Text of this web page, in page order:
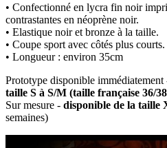
• Confectionné en lycra fin noir
contrastantes en néoprène noir.
• Elastique noir et bronze à la taille.
• Coupe sport avec côtés plus courts.
• Longueur : environ 35cm
Prototype disponible immédiatement
taille S à S/M (taille française 36/
Sur mesure - disponible de la taille
semaines)